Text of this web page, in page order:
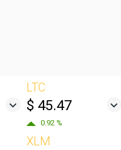
LTC
$ 45.47
0.92 %
XLM